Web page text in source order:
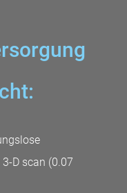
D scan (0.07